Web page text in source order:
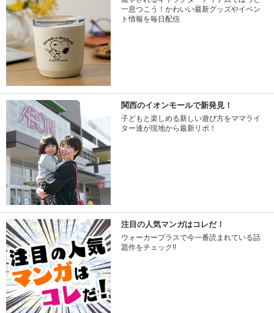
一息つこう！かわいい最新グッズやイベン
ト情報を毎日配信
関西のイオンモールで新発見！
子どもと楽しめる新しい遊び方をママライ
ター達が現地から最新リポ！
注目の人気マンガはコレだ！
ウォーカープラスで今一番読まれている話
題作をチェック!!